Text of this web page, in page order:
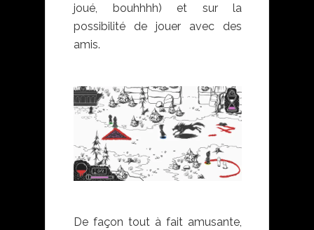
joué, bouhhhh) et sur la
possibilité de jouer avec des
amis.
De façon tout à fait amusante,